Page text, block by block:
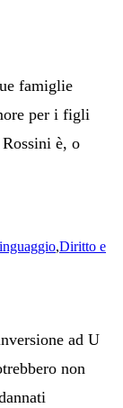
famiglie
per i figli
è, o
,Diritto e
ad U
non